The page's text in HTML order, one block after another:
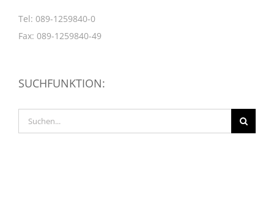
Tel: 089-1259840-0
Fax: 089-1259840-49
SUCHFUNKTION:
Suche
nach: